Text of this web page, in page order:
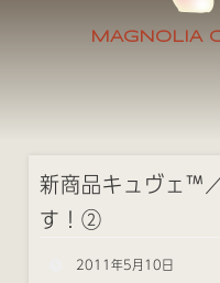
MAGNOLIA
新商品キュヴェ™
す！②
2011年5月10日